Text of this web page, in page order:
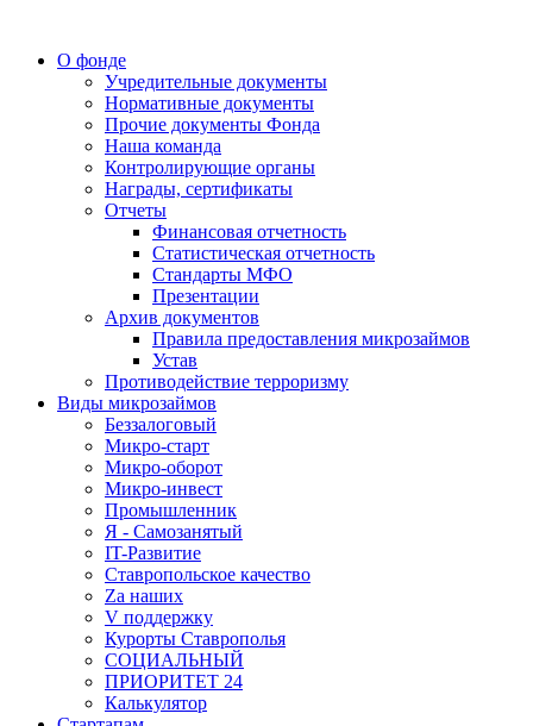
О фонде
Учредительные документы
Нормативные документы
Прочие документы Фонда
Наша команда
Контролирующие органы
Награды, сертификаты
Отчеты
Финансовая отчетность
Статистическая отчетность
Стандарты МФО
Презентации
Архив документов
Правила предоставления микрозаймов
Устав
Противодействие терроризму
Виды микрозаймов
Беззалоговый
Микро-старт
Микро-оборот
Микро-инвест
Промышленник
Я - Самозанятый
IT-Развитие
Ставропольское качество
Za наших
V поддержку
Курорты Ставрополья
СОЦИАЛЬНЫЙ
ПРИОРИТЕТ 24
Калькулятор